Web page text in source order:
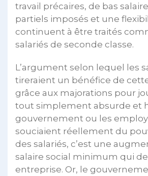
travail précaires, de bas
partiels imposés et une
continuent à être traités
salariés de seconde classe.
L’argument selon lequel les
tireraient un bénéfice de
grâce aux majorations pour
tout simplement absurde et
gouvernement ou les
souciaient réellement du
des salariés, c’est une
salaire social minimum qui
entreprise. Or, le